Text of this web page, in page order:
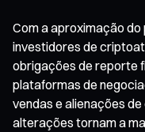
Com a aproximação
investidores de
obrigações de reporte
plataformas de
vendas e alienações
alterações tornam a